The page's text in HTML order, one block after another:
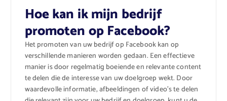
Hoe kan ik mijn bedrijf
promoten op Facebook?
Het promoten van uw bedrijf op Facebook kan op
verschillende manieren worden gedaan. Een effectieve
manier is door regelmatig boeiende en relevante content
te delen die de interesse van uw doelgroep wekt. Door
waardevolle informatie, afbeeldingen of video’s te delen